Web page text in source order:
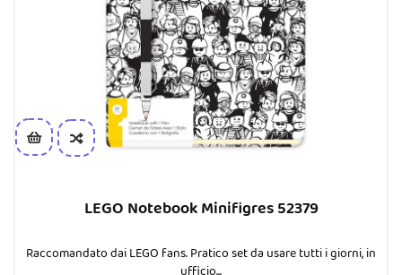
LEGO Notebook Minifigres 52379
Raccomandato dai LEGO fans. Pratico set da usare tutti i giorni, in